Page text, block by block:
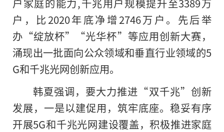
户家庭的能力,千兆用户规模提升至3389万
户，比2020年底净增2746万户。先后举
办“绽放杯”“光华杯”等应用创新大赛，
涌现出一批面向公众领域和垂直行业领域的5
G和千兆光网创新应用。
韩夏强调，要大力推进“双千兆”创新
发展，一是以建促用，筑牢底座。稳妥有序
开展5G和千兆光网建设覆盖，积极推进家庭